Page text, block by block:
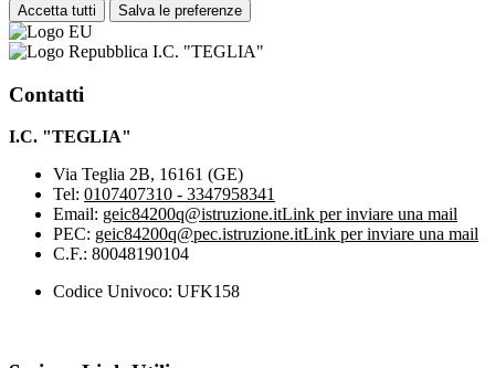
Accetta tutti Salva le preferenze
I.C. "TEGLIA"
Contatti
I.C. "TEGLIA"
Via Teglia 2B, 16161 (GE)
Tel: 0107407310 - 3347958341
Email: geic84200q@istruzione.itLink per inviare una mail
PEC: geic84200q@pec.istruzione.itLink per inviare una mail
C.F.: 80048190104
Codice Univoco: UFK158